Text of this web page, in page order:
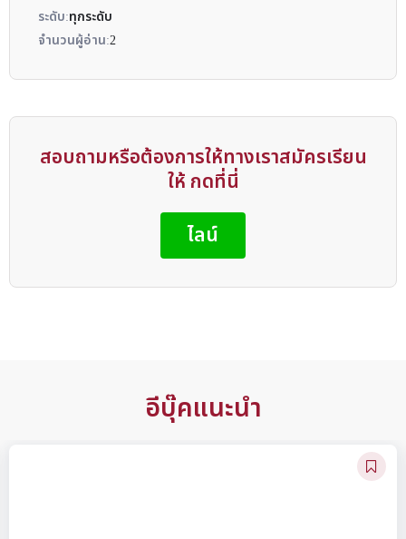
ระดับ:ทุกระดับ
จำนวนผู้อ่าน:2
สอบถามหรือต้องการให้ทางเราสมัครเรียน
ให้ กดที่นี่
ไลน์
อีบุ๊คแนะนำ